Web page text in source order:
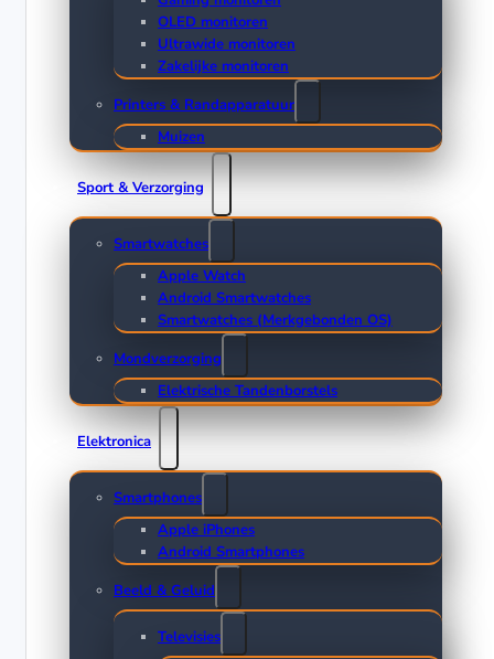
OLED monitoren
Ultrawide monitoren
Zakelijke monitoren
Printers & Randapparatuur
Muizen
Sport & Verzorging
Smartwatches
Apple Watch
Android Smartwatches
Smartwatches (Merkgebonden OS)
Mondverzorging
Elektrische Tandenborstels
Elektronica
Smartphones
Apple iPhones
Android Smartphones
Beeld & Geluid
Televisies